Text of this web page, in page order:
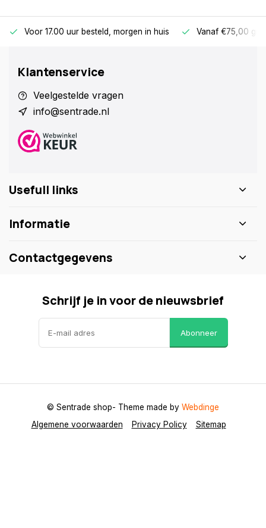
Voor 17.00 uur besteld, morgen in huis Vanaf €75,00
Klantenservice
Veelgestelde vragen
info@sentrade.nl
Usefull links
Informatie
Contactgegevens
Schrijf je in voor de nieuwsbrief
Abonneer
Algemene voorwaarden Privacy Policy Sitemap
© Sentrade shop- Theme made by Webdinge